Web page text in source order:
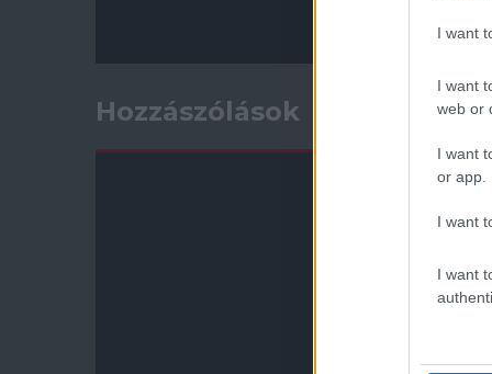
I want
I want
web or
I want
or app.
I want
I want
Hozzászólások